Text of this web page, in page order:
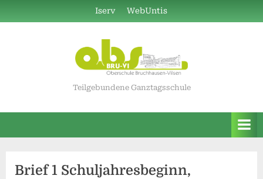
to
Iserv WebUntis
Teilgebundene Ganztagsschule
Brief 1 Schuljahresbeginn,